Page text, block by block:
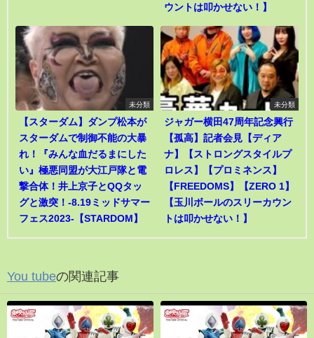
ウントは叩かせない！】
未分類
【スターダム】ダンプ松本が
スターダムで制御不能の大暴
れ！『みんな血だるまにした
い』極悪同盟が大江戸隊と電
撃合体！井上京子とQQタッ
グと激突！-8.19ミッドサマー
フェス2023-【STARDOM】
未分類
ジャガー横田47周年記念興行
【孤高】記者会見【ディア
ナ】【ストロングスタイルプ
ロレス】【プロミネンス】
【FREEDOMS】【ZERO 1】
【玉川ボールのスリーカウン
トは叩かせない！】
You tubeの関連記事